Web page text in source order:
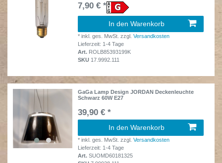
7,90 € *
In den Warenkorb
*inkl. ges. MwSt. zzgl.Versandkosten
Lieferzeit: 1-4 Tage
Art. ROLB85393199K
SKU 17.9992.111
GaGa Lamp Design JORDAN Deckenleuchte
Schwarz 60W E27
39,90 € *
In den Warenkorb
*inkl. ges. MwSt. zzgl.Versandkosten
Lieferzeit: 1-4 Tage
Art.SUOMD60181325